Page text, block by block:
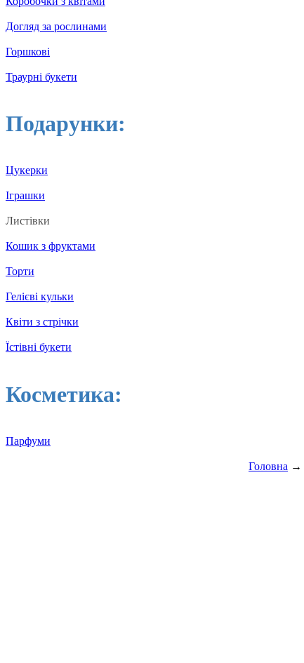
Догляд за рослинами
Горшкові
Траурні букети
Подарунки:
Цукерки
Іграшки
Листівки
Кошик з фруктами
Торти
Гелієві кульки
Квіти з стрічки
Їстівні букети
Косметика:
Парфуми
Головна →